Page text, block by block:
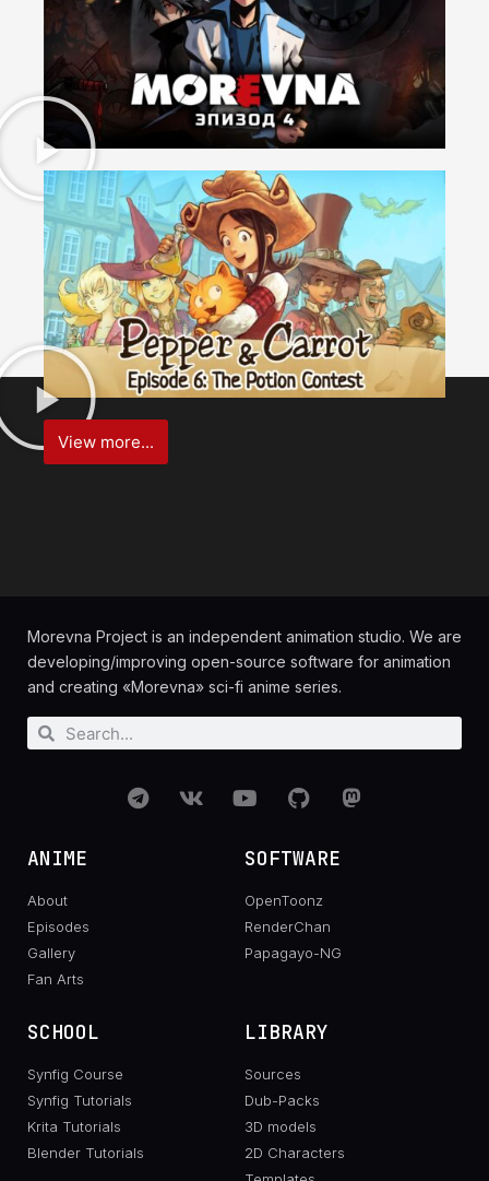
View more...
Morevna Project is an independent animation studio. We are
developing/improving open-source software for animation
and creating «Morevna» sci-fi anime series.
ANIME
About
Episodes
Gallery
Fan Arts
SOFTWARE
OpenToonz
RenderChan
Papagayo-NG
SCHOOL
Synfig Course
Synfig Tutorials
Krita Tutorials
Blender Tutorials
LIBRARY
Sources
Dub-Packs
3D models
2D Characters